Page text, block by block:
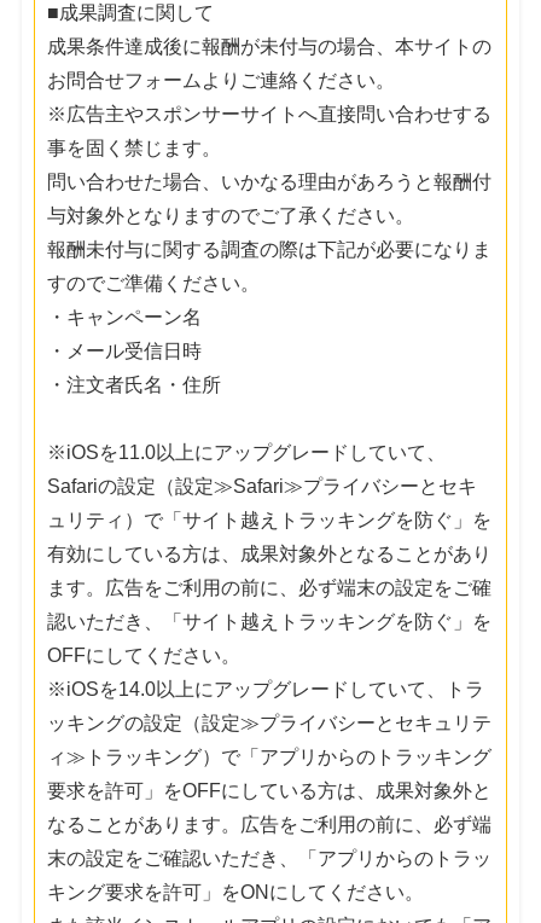
■成果調査に関して
成果条件達成後に報酬が未付与の場合、本サイトの
お問合せフォームよりご連絡ください。
※広告主やスポンサーサイトへ直接問い合わせする
事を固く禁じます。
問い合わせた場合、いかなる理由があろうと報酬付
与対象外となりますのでご了承ください。
報酬未付与に関する調査の際は下記が必要になりま
すのでご準備ください。
・キャンペーン名
・メール受信日時
・注文者氏名・住所
※iOSを11.0以上にアップグレードしていて、
Safariの設定（設定≫Safari≫プライバシーとセキ
ュリティ）で「サイト越えトラッキングを防ぐ」を
有効にしている方は、成果対象外となることがあり
ます。広告をご利用の前に、必ず端末の設定をご確
認いただき、「サイト越えトラッキングを防ぐ」を
OFFにしてください。
※iOSを14.0以上にアップグレードしていて、トラ
ッキングの設定（設定≫プライバシーとセキュリテ
ィ≫トラッキング）で「アプリからのトラッキング
要求を許可」をOFFにしている方は、成果対象外と
なることがあります。広告をご利用の前に、必ず端
末の設定をご確認いただき、「アプリからのトラッ
キング要求を許可」をONにしてください。